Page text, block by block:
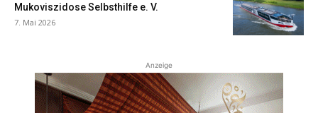
Mukoviszidose Selbsthilfe e. V.
7. Mai 2026
Anzeige